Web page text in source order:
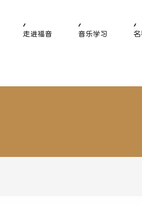
走进福音 音乐学习 名